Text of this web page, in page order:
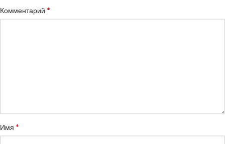
Комментарий *
Имя *